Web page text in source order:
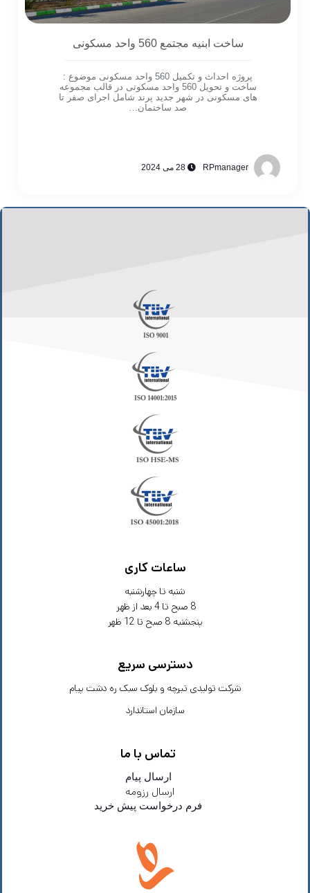
ساخت ابنیه مجتمع 560 واحد مسکونی
پروژه احداث و تکمیل 560 واحد مسکونی موضوع :
ساخت و تحویل 560 واحد مسکونی در قالب مجموعه
های مسکونی در شهر جدید پرند شامل اجرای صفر تا
صد ساختمان…
RPmanager 28 می 2024
ساعات کاری
شنبه تا چهارشنبه
8 صبح تا 4 بعد از ظهر
پنجشنبه 8 صبح تا 12 ظهر
دسترسی سریع
شرکت تولیدی تیرچه و بلوک سبک ره دشت پیام
سازمان استاندارد
تماس با ما
ارسال پیام
ارسال رزومه
فرم درخواست پیش خرید